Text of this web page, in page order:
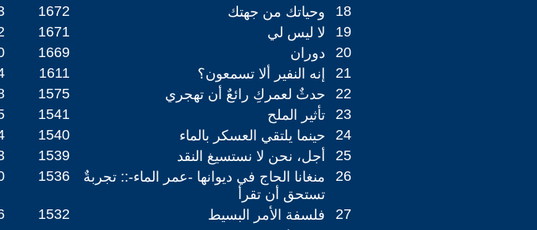
1672 وحياتك من جهتك
18
1671 لا ليس لي
19
1669 دوران
20
1611 إنه النفير ألا تسمعون؟
21
1575 حدثٌ لعمركِ رائعٌ أن تهجري
22
1541 تأثير الملح
23
1540 حينما يلتقي العسكر بالماء
24
1539 أجل، نحن لا نستسيغ النقد
25
1536
منغانا الحاج في ديوانها -عمر الماء-:: تجربةٌ
تستحق أن تقرأ
26
1532 فلسفة الأمر البسيط
27